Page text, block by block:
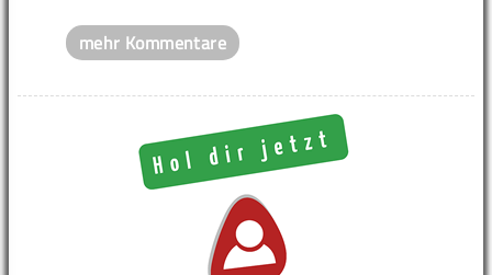
mehr Kommentare